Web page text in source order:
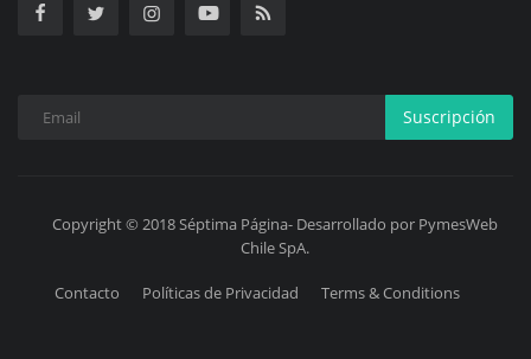
Suscripción
Copyright © 2018 Séptima Página- Desarrollado por PymesWeb
Chile SpA.
Contacto Políticas de Privacidad Terms & Conditions